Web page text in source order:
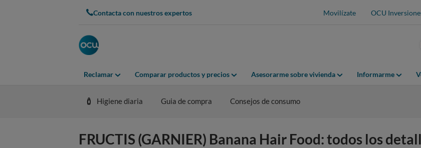
Contacta con nuestros expertos Movilízate OCU
Reclamar Comparar productos y precios Asesorarme sobre vivienda Informarme
Higiene diaria Guia de compra Consejos de consumo
FRUCTIS (GARNIER) Banana Hair Food: todos los